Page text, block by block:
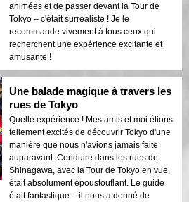
animées et de passer devant la Tour de
Tokyo – c'était surréaliste ! Je le
recommande vivement à tous ceux qui
recherchent une expérience excitante et
amusante !
Une balade magique à travers les
rues de Tokyo
Quelle expérience ! Mes amis et moi étions
tellement excités de découvrir Tokyo d'une
manière que nous n'avions jamais faite
auparavant. Conduire dans les rues de
Shinagawa, avec la Tour de Tokyo en vue,
était absolument époustouflant. Le guide
était fantastique – il nous a donné de